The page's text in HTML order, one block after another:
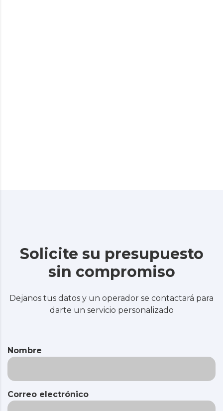
Solicite su presupuesto
sin compromiso
Dejanos tus datos y un operador se contactará para
darte un servicio personalizado
Nombre
Correo electrónico